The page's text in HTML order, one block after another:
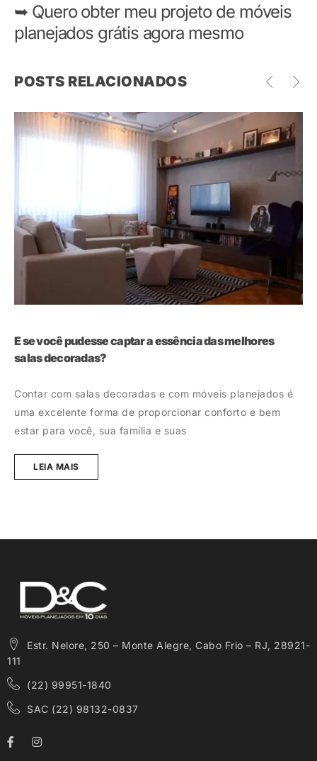
➥ Quero obter meu projeto de móveis
planejados grátis agora mesmo
POSTS RELACIONADOS
E se você pudesse captar a essência das melhores
salas decoradas?
Contar com salas decoradas e com móveis planejados é
uma excelente forma de proporcionar conforto e bem
estar para você, sua família e suas
LEIA MAIS
Estr. Nelore, 250 – Monte Alegre, Cabo Frio – RJ, 28921-
111
(22) 99951-1840
SAC (22) 98132-0837